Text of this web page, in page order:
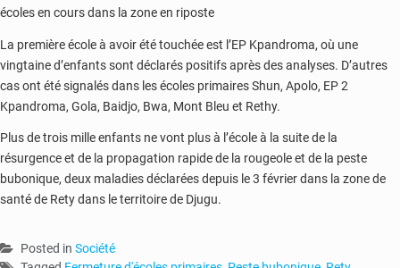
écoles en cours dans la zone en riposte
La première école à avoir été touchée est l’EP Kpandroma, où une
vingtaine d’enfants sont déclarés positifs après des analyses. D’autres
cas ont été signalés dans les écoles primaires Shun, Apolo, EP 2
Kpandroma, Gola, Baidjo, Bwa, Mont Bleu et Rethy.
Plus de trois mille enfants ne vont plus à l’école à la suite de la
résurgence et de la propagation rapide de la rougeole et de la peste
bubonique, deux maladies déclarées depuis le 3 février dans la zone de
santé de Rety dans le territoire de Djugu.
Posted in Société